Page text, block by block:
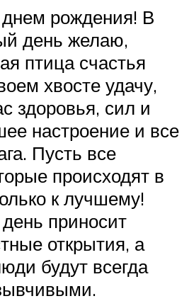
рождения! В
день желаю,
птица счастья
хвосте удачу,
здоровья, сил и
настроение и все
Пусть все
происходят в
к лучшему!
приносит
открытия, а
будут всегда